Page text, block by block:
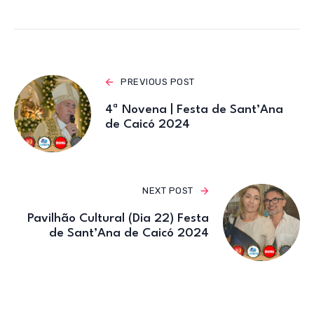
p o
k
m
PREVIOUS POST
4ª Novena | Festa de Sant’Ana
de Caicó 2024
NEXT POST
Pavilhão Cultural (Dia 22) Festa
de Sant’Ana de Caicó 2024